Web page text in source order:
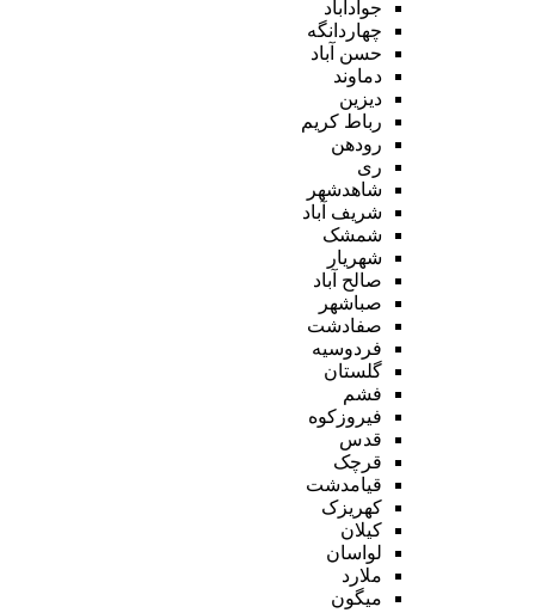
جوادآباد
چهاردانگه
حسن آباد
دماوند
دیزین
رباط کریم
رودهن
ری
شاهدشهر
شریف آباد
شمشک
شهریار
صالح آباد
صباشهر
صفادشت
فردوسیه
گلستان
فشم
فیروزکوه
قدس
قرچک
قیامدشت
کهریزک
کیلان
لواسان
ملارد
میگون